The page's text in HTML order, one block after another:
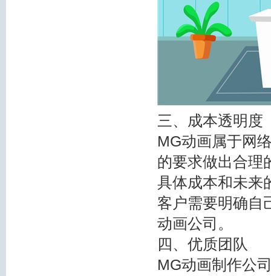
三、成本透明度
MG动画属于网
的要求做出合理
具体成本和未来
客户需要明确自
动画公司。
四、优质团队
MG动画制作公